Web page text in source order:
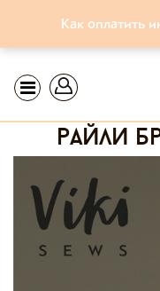
Как оплатить
райли